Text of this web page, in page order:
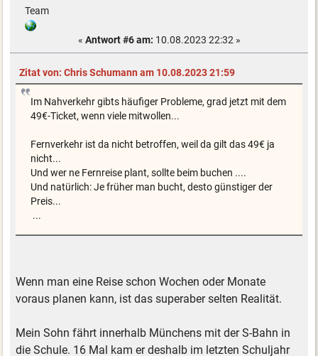
Team
« Antwort #6 am: 10.08.2023 22:32 »
Zitat von: Chris Schumann am 10.08.2023 21:59
Im Nahverkehr gibts häufiger Probleme, grad jetzt mit dem
49€-Ticket, wenn viele mitwollen...
Fernverkehr ist da nicht betroffen, weil da gilt das 49€ ja
nicht...
Und wer ne Fernreise plant, sollte beim buchen ....
Und natürlich: Je früher man bucht, desto günstiger der
Preis...
...
Wenn man eine Reise schon Wochen oder Monate
voraus planen kann, ist das superaber selten Realität.
Mein Sohn fährt innerhalb Münchens mit der S-Bahn in
die Schule. 16 Mal kam er deshalb im letzten Schuljahr